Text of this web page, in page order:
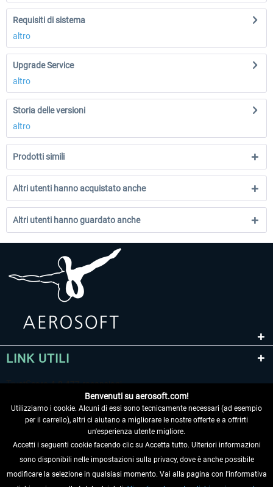
Requisiti di sistema
altro
Upgrade Service
altro
Storia delle versioni
altro
Prodotti simili
Altri utenti hanno acquistato anche
Altri utenti hanno guardato anche
LINK UTILI
RECEDERE DAL CONTRATTO
Benvenuti su aerosoft.com!
Utilizziamo i cookie. Alcuni di essi sono tecnicamente necessari (ad esempio
per il carrello), altri ci aiutano a migliorare le nostre offerte e a offrirti
un'esperienza utente migliore.
Accetti i seguenti cookie facendo clic su Accetta tutto. Ulteriori informazioni
sono disponibili nelle impostazioni sulla privacy, dove è anche possibile
modificare la selezione in qualsiasi momento. Vai alla pagina con l'informativa